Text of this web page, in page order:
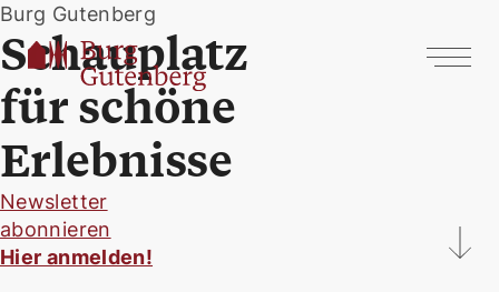
Burg Gutenberg
Schauplatz
für schöne
Erlebnisse
Newsletter
abonnieren
Hier anmelden!